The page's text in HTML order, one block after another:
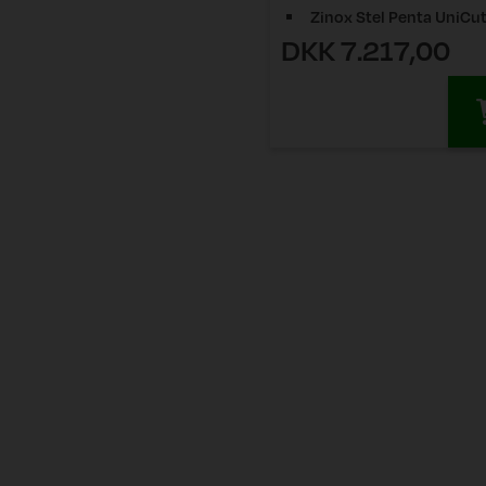
Zinox Stel Penta UniCut
12/23 T-Rex
Zinox Stel Penta
DKK 7.217,00